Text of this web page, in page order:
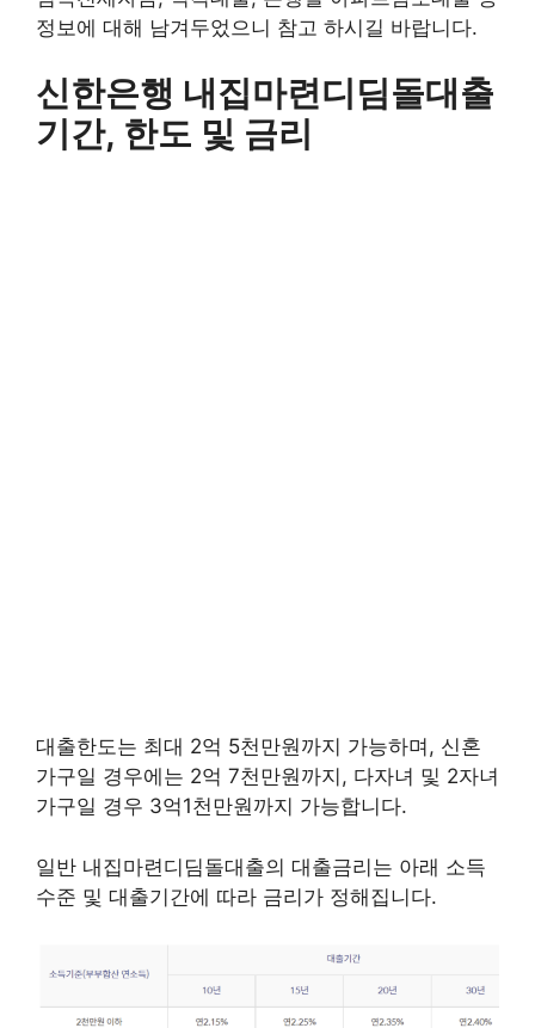
정보에 대해 남겨두었으니 참고 하시길 바랍니다.
신한은행 내집마련디딤돌대출
기간, 한도 및 금리
대출한도는 최대 2억 5천만원까지 가능하며, 신혼
가구일 경우에는 2억 7천만원까지, 다자녀 및 2자녀
가구일 경우 3억1천만원까지 가능합니다.
일반 내집마련디딤돌대출의 대출금리는 아래 소득
수준 및 대출기간에 따라 금리가 정해집니다.